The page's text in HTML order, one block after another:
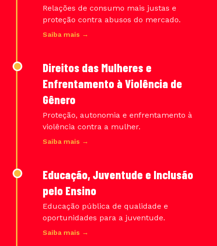
Relações de consumo mais justas e
proteção contra abusos do mercado.
Saiba mais →
Direitos das Mulheres e
Enfrentamento à Violência de
Gênero
Proteção, autonomia e enfrentamento à
violência contra a mulher.
Saiba mais →
Educação, Juventude e Inclusão
pelo Ensino
Educação pública de qualidade e
oportunidades para a juventude.
Saiba mais →